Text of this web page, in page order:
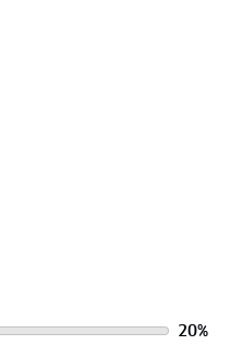
met praktische tips
en vervoer.
uitstapjes om het
te beleven. Achter
kaart, zodat je altijd
20%